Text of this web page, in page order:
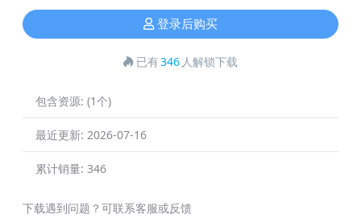
登录后购买
已有346 人解锁下载
包含资源: (1个)
最近更新: 2026-07-16
累计销量: 346
下载遇到问题？可联系客服或反馈